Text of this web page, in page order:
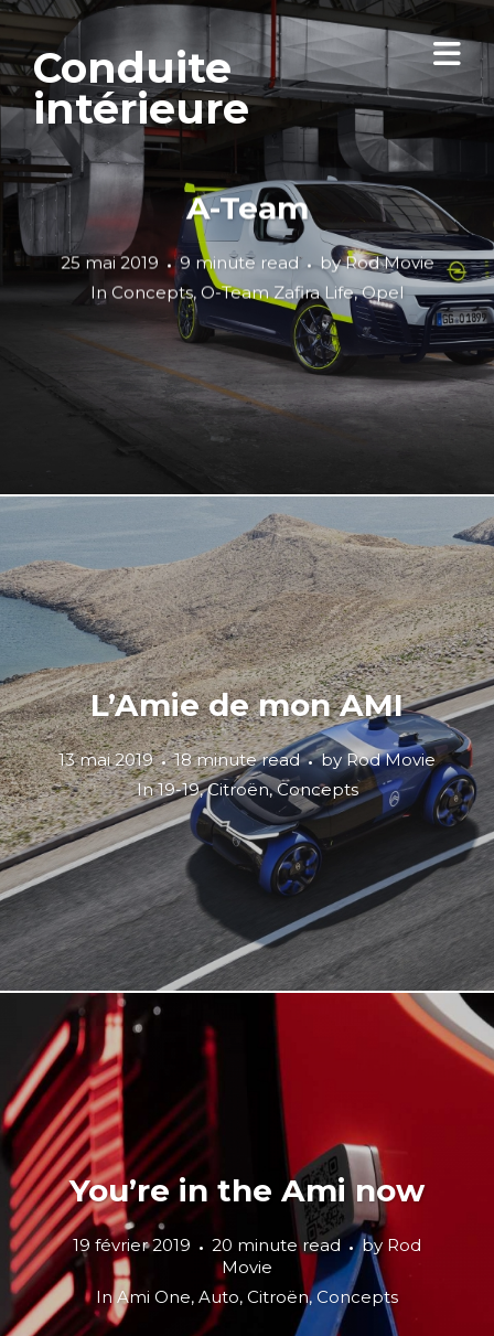
Conduite
intérieure
A-Team
25 mai 2019 9 minute read byRod Movie
In Concepts, O-Team Zafira Life,Opel
L’Amie de mon AMI
13 mai 2019 18 minute read by Rod Movie
In19-19,Citroën,Concepts
You’re in the Ami now
19 février 2019 20 minute read by Rod
Movie
InAmi One, Auto, Citroën,Concepts